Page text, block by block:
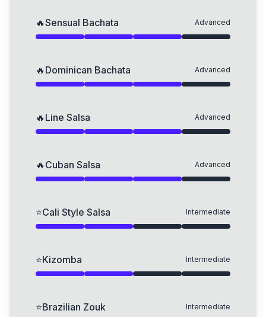
🔥Sensual Bachata Advanced
🔥 Dominican Bachata Advanced
🔥 Line Salsa Advanced
🔥 Cuban Salsa Advanced
⭐Cali Style Salsa Intermediate
⭐Kizomba Intermediate
⭐Brazilian Zouk Intermediate